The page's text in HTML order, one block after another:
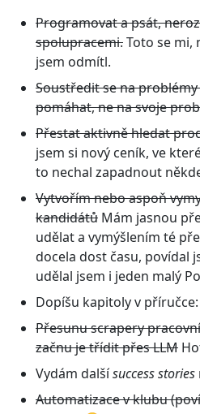
Programovat a psát,
spolupracemi.Toto se mi,
jsem odmítl.
Soustředit se na
pomáhat, ne na svoje
Přestat aktivně hledat
jsem si nový ceník, ve
to nechal zapadnout
Vytvořím nebo aspoň
kandidátů Mám jasnou
udělat a vymýšlením té
docela dost času, povídal
udělal jsem i jeden malý
Dopíšu kapitoly v
Přesunu scrapery
začnu je třídit přes LLM
Vydám dalšísuccess stories
Automatizace v klubu